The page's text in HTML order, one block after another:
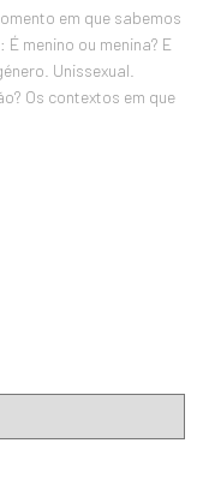
em que sabemos
menino ou menina? E
Unissexual.
Os contextos em que